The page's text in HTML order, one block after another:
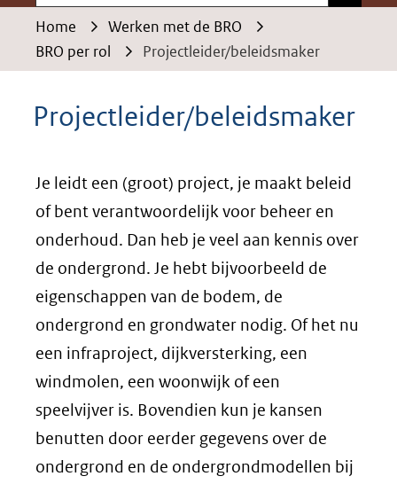
Home
Werken met de BRO
BRO per rol
Projectleider/beleidsmaker
Projectleider/beleidsmaker
Je leidt een (groot) project, je maakt beleid
of bent verantwoordelijk voor beheer en
onderhoud. Dan heb je veel aan kennis over
de ondergrond. Je hebt bijvoorbeeld de
eigenschappen van de bodem, de
ondergrond en grondwater nodig. Of het nu
een infraproject, dijkversterking, een
windmolen, een woonwijk of een
speelvijver is. Bovendien kun je kansen
benutten door eerder gegevens over de
ondergrond en de ondergrondmodellen bij